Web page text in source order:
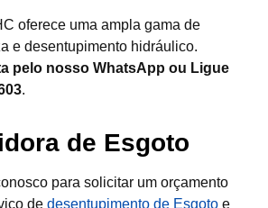
oferece uma ampla gama de
e desentupimento hidráulico.
pelo nosso WhatsApp ou Ligue
.
de Esgoto
para solicitar um orçamento
de desentupimento de Esgoto e